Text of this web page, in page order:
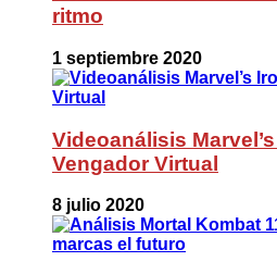
ritmo
1 septiembre 2020
Videoanálisis
Vengador Virtual
8 julio 2020